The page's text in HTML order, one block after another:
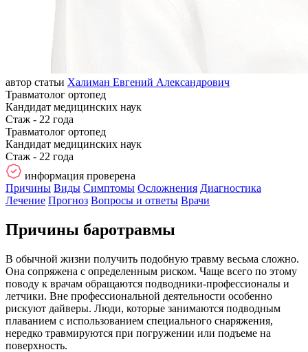
автор статьи Халиман Евгений Александрович
Травматолог ортопед
Кандидат медицинских наук
Стаж - 22 года
Травматолог ортопед
Кандидат медицинских наук
Стаж - 22 года
информация проверена
Причины Виды Симптомы Осложнения Диагностика
Лечение Прогноз Вопросы и ответы Врачи
Причины баротравмы
В обычной жизни получить подобную травму весьма сложно.
Она сопряжена с определенным риском. Чаще всего по этому
поводу к врачам обращаются подводники-профессионалы и
летчики. Вне профессиональной деятельности особенно
рискуют дайверы. Люди, которые занимаются подводным
плаванием с использованием специального снаряжения,
нередко травмируются при погружении или подъеме на
поверхность.